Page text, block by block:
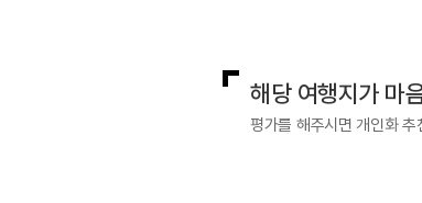
해당 여행지가 마
평가를 해주시면 개인화